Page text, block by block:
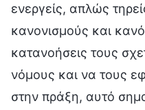
ενεργείς, απλώς
κανονισμούς και
κατανοήσεις τους
νόμους και να τους
στην πράξη, αυτό